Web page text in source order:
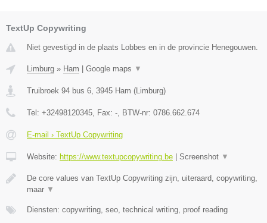
TextUp Copywriting
Niet gevestigd in de plaats Lobbes en in de provincie Henegouwen.
Limburg » Ham | Google maps ▼
Truibroek 94 bus 6 3945 Ham (Limburg)
Tel: +32498120345 , Fax: - , BTW-nr: 0786.662.674
E-mail › TextUp Copywriting
Website: https://www.textupcopywriting.be | Screenshot ▼
De core values van TextUp Copywriting zijn, uiteraard, copywriting,
maar ▼
Diensten: copywriting, seo, technical writing, proof reading